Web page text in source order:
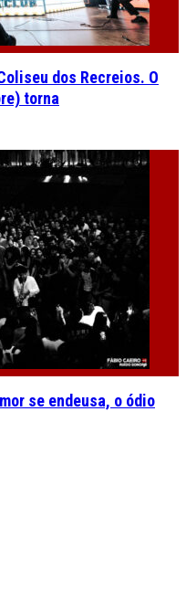
dos Recreios. O
torna
se endeusa, o ódio